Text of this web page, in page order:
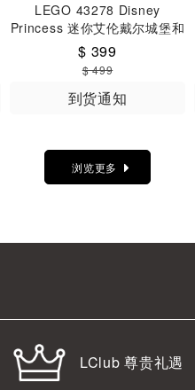
LEGO 43278 Disney
Princess 迷你艾伦戴尔城堡和
艾莎的冰雪宫殿 5+
$ 399
$ 499
到货通知
浏览更多
LClub 尊贵礼遇